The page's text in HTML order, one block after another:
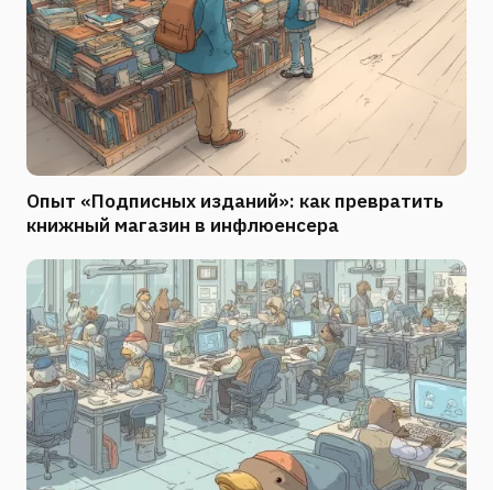
Опыт «Подписных изданий»: как превратить
книжный магазин в инфлюенсера